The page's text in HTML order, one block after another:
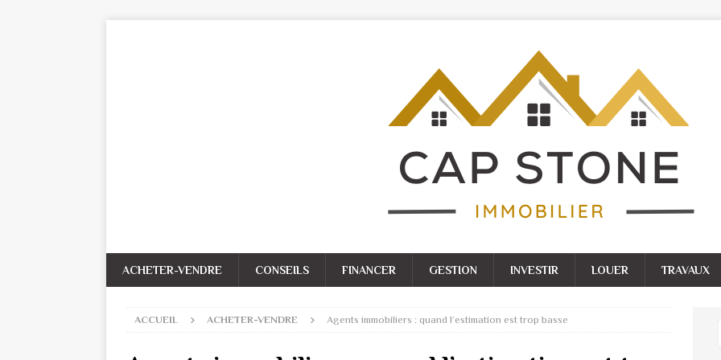
ACHETER-VENDRE CONSEILS FINANCER GESTION INVESTIR LOUER TRAVAUX
ACCUEIL ACHETER-VENDRE Agents immobiliers : quand l’estimation est trop basse